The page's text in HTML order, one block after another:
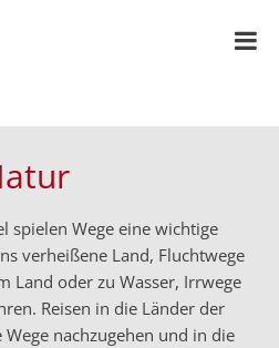
spielen Wege eine wichtige
verheißene Land, Fluchtwege
Land oder zu Wasser, Irrwege
Reisen in die Länder der
nachzugehen und in die